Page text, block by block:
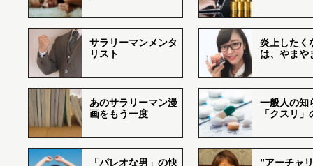
サラリーマンメンタ
リスト
炎上したく
は、やまや
あのサラリーマン漫
画をもう一度
一般人の知
「クスリ
「パレオな男」の快
”アーチャ